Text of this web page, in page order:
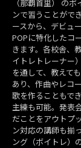
（那覇首里） の
ンで習うことがで
ースから、デビュ
POPに特化したコ
きます。各校舎、
イトレトレーナー
を通して、教えて
あり、作曲やレコ
歌を作ることもで
主練も可能。発表
だことをアウトプ
ン対応の講師も揃
ング（ボイトレ）